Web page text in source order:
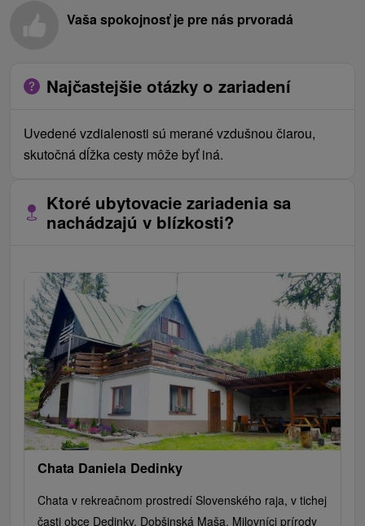
Vaša spokojnosť je pre nás prvoradá
Najčastejšie otázky o zariadení
Uvedené vzdialenosti sú merané vzdušnou čiarou,
skutočná dĺžka cesty môže byť iná.
Ktoré ubytovacie zariadenia sa
nachádzajú v blízkosti?
Chata Daniela Dedinky
Chata v rekreačnom prostredí Slovenského raja, v tichej
časti obce Dedinky, Dobšinská Maša. Milovníci prírody